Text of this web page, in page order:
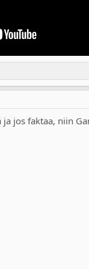
jos faktaa, niin